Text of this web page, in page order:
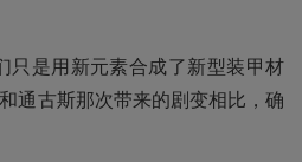
只是用新元素合成了新型装甲材
通古斯那次带来的剧变相比，确